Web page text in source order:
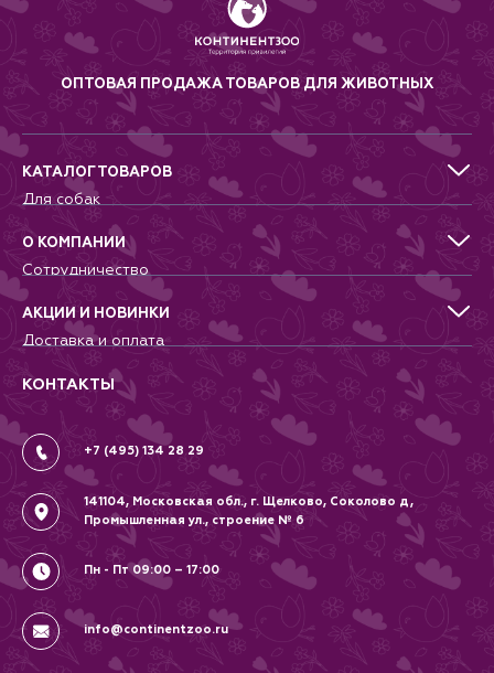
ОПТОВАЯ ПРОДАЖА ТОВАРОВ ДЛЯ ЖИВОТНЫХ
КАТАЛОГ ТОВАРОВ
Для собак
Для кошек
Для грызунов
Для птиц
Аквариумистика, пруд, море
Террариумистика
О КОМПАНИИ
Сотрудничество
Питомникам
Добрые дела
Новости
Контакты
Вопрос-Ответ
АКЦИИ И НОВИНКИ
Доставка и оплата
Гарантии и возврат
Вакансии
Политика
Соглашение
КОНТАКТЫ
+7 (495) 134 28 29
141104, Московская обл., г. Щелково, Соколово д,
Промышленная ул., строение № 6
Пн - Пт 09:00 – 17:00
info@continentzoo.ru